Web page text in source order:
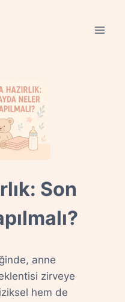
Son
anne
zirveye
hem de